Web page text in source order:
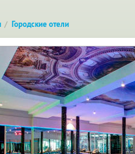
Городские отели